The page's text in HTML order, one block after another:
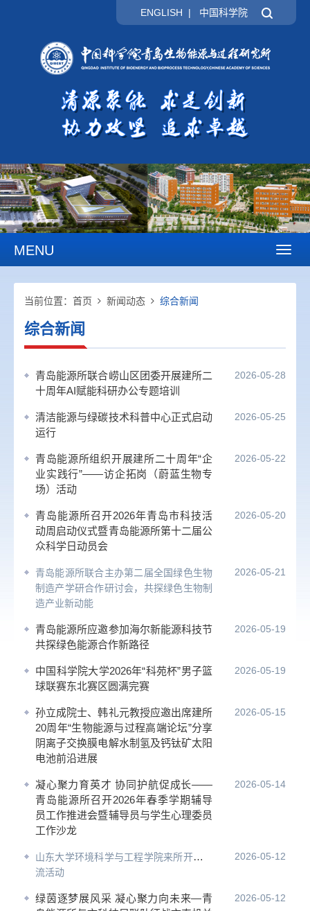
ENGLISH | 中国科学院
MENU
当前位置： 首页 新闻动态 综合新闻
综合新闻
青岛能源所联合崂山区团委开展建所二
十周年AI赋能科研办公专题培训
2026-05-28
清洁能源与绿碳技术科普中心正式启动
运行
2026-05-25
青岛能源所组织开展建所二十周年“企
业实践行”——访企拓岗（蔚蓝生物专
场）活动
2026-05-22
青岛能源所召开2026年青岛市科技活
动周启动仪式暨青岛能源所第十二届公
众科学日动员会
2026-05-20
青岛能源所联合主办第二届全国绿色生物
制造产学研合作研讨会，共探绿色生物制
造产业新动能
2026-05-21
青岛能源所应邀参加海尔新能源科技节
共探绿色能源合作新路径
2026-05-19
中国科学院大学2026年“科苑杯”男子篮
球联赛东北赛区圆满完赛
2026-05-19
孙立成院士、韩礼元教授应邀出席建所
20周年“生物能源与过程高端论坛”分享
阴离子交换膜电解水制氢及钙钛矿太阳
电池前沿进展
2026-05-15
凝心聚力育英才 协同护航促成长——
青岛能源所召开2026年春季学期辅导
员工作推进会暨辅导员与学生心理委员
工作沙龙
2026-05-14
山东大学环境科学与工程学院来所开展交
流活动
2026-05-12
绿茵逐梦展风采 凝心聚力向未来—青
2026-05-12